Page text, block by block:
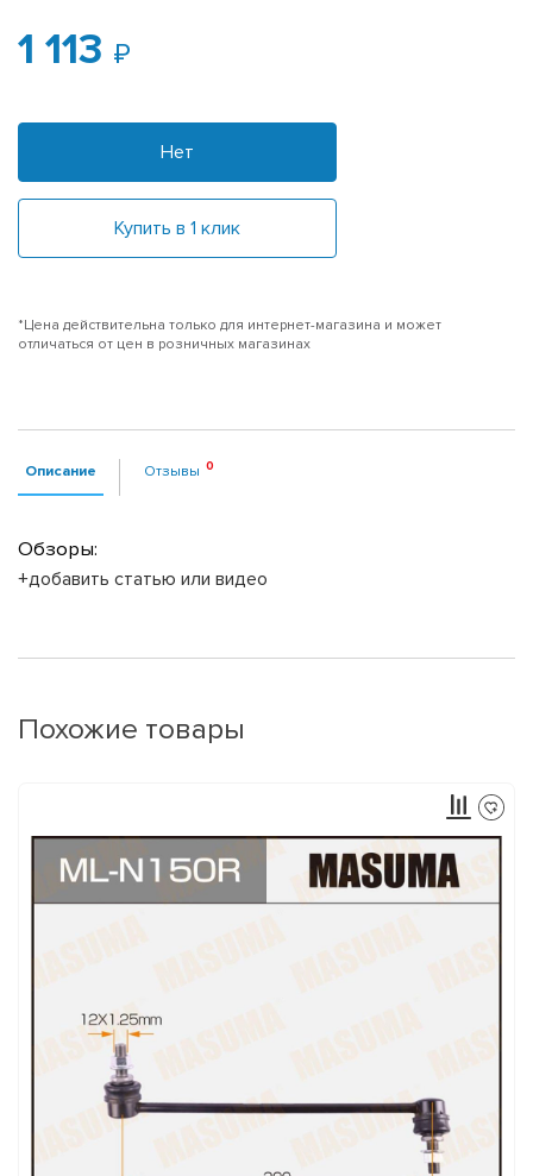
1 113
Нет
Купить в 1 клик
*Цена действительна только для интернет-магазина и может
отличаться от цен в розничных магазинах
Описание Отзывы
Обзоры:
+добавить статью или видео
Похожие товары